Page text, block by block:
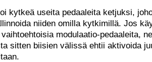
kytkeä useita pedaaleita ketjuksi,
niiden omilla kytkimillä. Jos
modulaatio-pedaaleita,
sitten biisien välissä ehtii aktivoida